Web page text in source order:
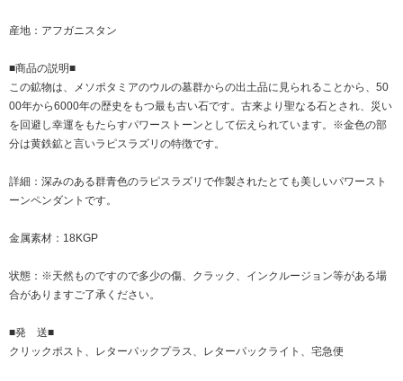
産地：アフガニスタン
■商品の説明■
この鉱物は、メソポタミアのウルの墓群からの出土品に見られることから、50
00年から6000年の歴史をもつ最も古い石です。古来より聖なる石とされ、災い
を回避し幸運をもたらすパワーストーンとして伝えられています。※金色の部
分は黄鉄鉱と言いラピスラズリの特徴です。
詳細：深みのある群青色のラピスラズリで作製されたとても美しいパワースト
ーンペンダントです。
金属素材：18KGP
状態：※天然ものですので多少の傷、クラック、インクルージョン等がある場
合がありますご了承ください。
■発 送■
クリックポスト、レターパックプラス、レターパックライト、宅急便